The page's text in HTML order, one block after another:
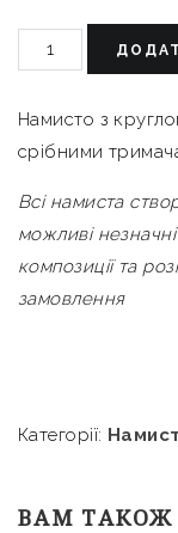
Намисто з
срібними
Всі намиста
можливі
композиції та
замовлення
Категорії:
ВАМ ТАКОЖ